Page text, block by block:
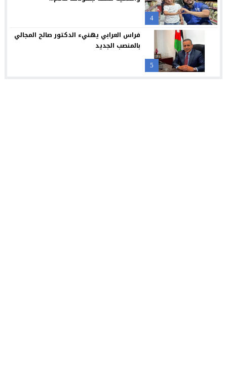
4
5
فراس العرابي يهنيء الدكتور صالح المجالي
بالمنصب الجديد